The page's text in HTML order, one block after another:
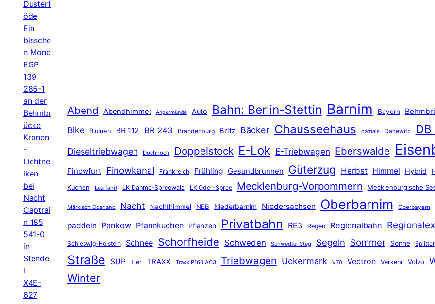
Dusterf
öde
Ein
bissche
n Mond
EGP
139
285-1
an der
Behmbr
ücke
Kronen
-
Lichtne
lken
bei
Nacht
Captrai
n 185
541-0
in
Stendel
l
X4E-
627
Abend Abendhimmel Angermünde Auto Bahn: Berlin-Stettin Barnim Bayern
Bike Blumen BR 112 BR 243 Brandenburg Britz Bäcker Chausseehaus damals Danewitz DB
Dieseltriebwagen Dochnoch Doppelstock E-Lok E-Triebwagen Eberswalde
Finowfurt Finowkanal Frankreich Frühling Gesundbrunnen Güterzug Herbst Himmel Hybrid
Kuchen Leerfahrt LK Dahme-Spreewald LK Oder-Spree Mecklenburg-Vorpommern Mecklenburgische
Märkisch Oderland Nacht Nachthimmel NEB Niederbarnim Niedersachsen Oberbarnim Oberbayern
paddeln Pankow Pfannkuchen Pflanzen Privatbahn RE3 Regen Regionalbahn
Schleswig-Holstein Schnee Schorfheide Schweden Schwedter Steg Segeln Sommer Sonne Splitter
Straße SUP Tier TRAXX Traxx P160 AC3 Triebwagen Uckermark V70 Vectron Verkehr Volvo
Winter